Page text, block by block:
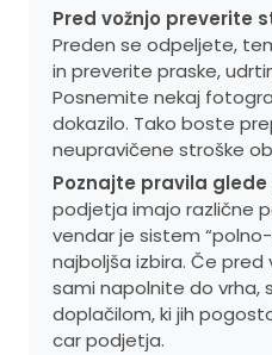
Pred vožnjo preverite
Preden se odpeljete,
in preverite praske,
Posnemite nekaj
dokazilo. Tako boste
neupravičene stroške
Poznajte pravila glede
podjetja imajo različne
vendar je sistem
najboljša izbira. Če
sami napolnite do vrha,
doplačilom, ki jih
car podjetja.